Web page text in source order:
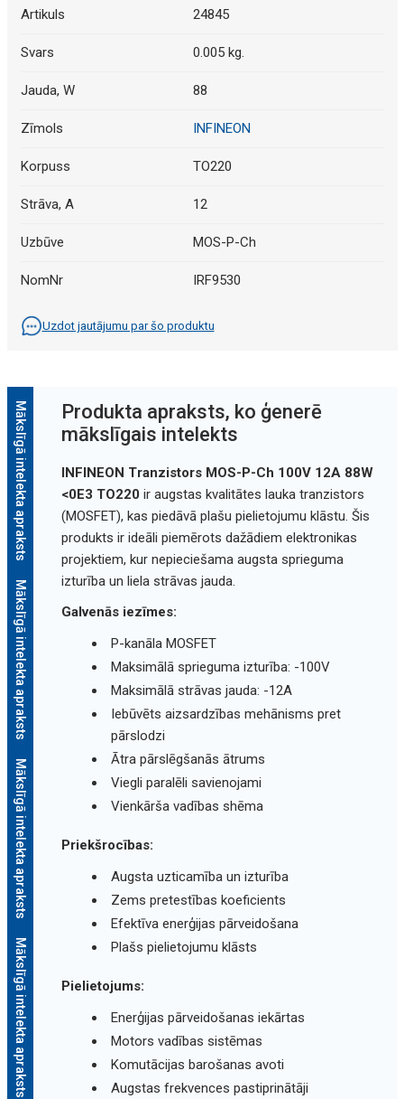
Artikuls 24845
Svars 0.005 kg.
Jauda, W 88
Zīmols INFINEON
Korpuss TO220
Strāva, A 12
Uzbūve MOS-P-Ch
NomNr IRF9530
Uzdot jautājumu par šo produktu
Mākslīgā intelekta apraksts
Mākslīgā intelekta apraksts
Mākslīgā intelekta apraksts
Mākslīgā intelekta apraksts
Produkta apraksts, ko ģenerē
mākslīgais intelekts
INFINEON Tranzistors MOS-P-Ch 100V 12A 88W
<0E3 TO220 ir augstas kvalitātes lauka tranzistors
(MOSFET), kas piedāvā plašu pielietojumu klāstu. Šis
produkts ir ideāli piemērots dažādiem elektronikas
projektiem, kur nepieciešama augsta sprieguma
izturība un liela strāvas jauda.
Galvenās iezīmes:
P-kanāla MOSFET
Maksimālā sprieguma izturība: -100V
Maksimālā strāvas jauda: -12A
Iebūvēts aizsardzības mehānisms pret
pārslodzi
Ātra pārslēgšanās ātrums
Viegli paralēli savienojami
Vienkārša vadības shēma
Priekšrocības:
Augsta uzticamība un izturība
Zems pretestības koeficients
Efektīva enerģijas pārveidošana
Plašs pielietojumu klāsts
Pielietojums:
Enerģijas pārveidošanas iekārtas
Motors vadības sistēmas
Komutācijas barošanas avoti
Augstas frekvences pastiprinātāji